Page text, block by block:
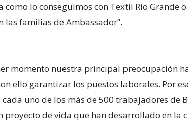
como lo conseguimos con Textil Río Grande
las familias de Ambassador”.
momento nuestra principal preocupación
ello garantizar los puestos laborales. Por
uno de los más de 500 trabajadores de
proyecto de vida que han desarrollado en la